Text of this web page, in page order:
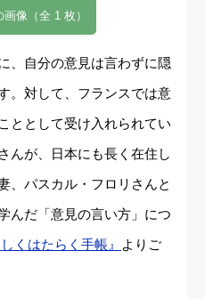
画像（全 1 枚）
、自分の意見は言わずに隠
。対して、フランスでは意
ととして受け入れられてい
んが、日本にも長く在住し
、パスカル・フロリさんと
んだ「意見の言い方」につ
くはたらく手帳』
よりご